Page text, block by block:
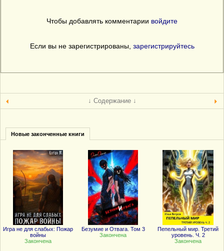
Чтобы добавлять комментарии войдите
Если вы не зарегистрированы, зарегистрируйтесь
↓ Содержание ↓
Новые законченные книги
Игра не для слабых: Пожар
войны
Закончена
Безумие и Отвага. Том 3
Закончена
Пепельный мир. Третий
уровень. Ч. 2
Закончена